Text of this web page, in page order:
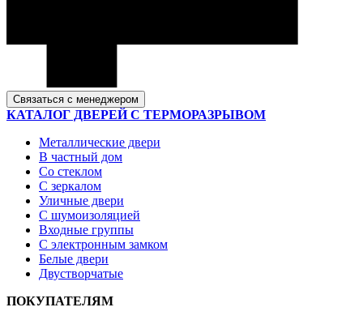
Связаться с менеджером
КАТАЛОГ ДВЕРЕЙ С ТЕРМОРАЗРЫВОМ
Металлические двери
В частный дом
Со стеклом
С зеркалом
Уличные двери
С шумоизоляцией
Входные группы
С электронным замком
Белые двери
Двустворчатые
ПОКУПАТЕЛЯМ